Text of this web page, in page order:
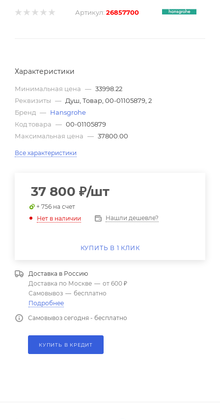
Артикул: 26857700
Характеристики
Минимальная цена — 33998.22
Реквизиты — Душ, Товар, 00-01105879, 2
Бренд — Hansgrohe
Код товара — 00-01105879
Максимальная цена — 37800.00
Все характеристики
37 800 ₽/шт
+ 756 на счет
Нет в наличии
Нашли дешевле?
КУПИТЬ В 1 КЛИК
Доставка в Россию
Доставка по Москве — от 600 ₽
Самовывоз — бесплатно
Подробнее
Самовывоз сегодня - бесплатно
КУПИТЬ В КРЕДИТ